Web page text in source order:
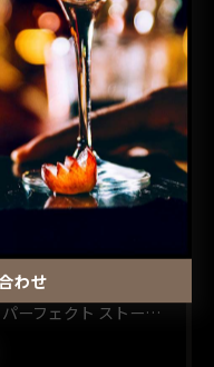
RECENT POSTS
2026/07/30
パーフェクト ストーム🍸️
わせ
わせ